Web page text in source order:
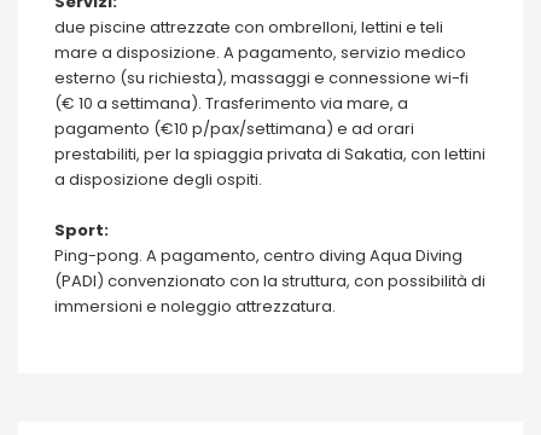
due piscine attrezzate con ombrelloni, lettini e teli
mare a disposizione. A pagamento, servizio medico
esterno (su richiesta), massaggi e connessione wi-fi
(€ 10 a settimana). Trasferimento via mare, a
pagamento (€10 p/pax/settimana) e ad orari
prestabiliti, per la spiaggia privata di Sakatia, con lettini
a disposizione degli ospiti.
Sport:
Ping-pong. A pagamento, centro diving Aqua Diving
(PADI) convenzionato con la struttura, con possibilità di
immersioni e noleggio attrezzatura.